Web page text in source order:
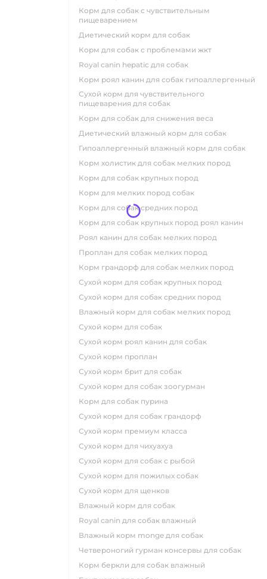
корм для собак с чувствительным
пищеварением
диетический корм для собак
корм для собак с проблемами жкт
royal canin hepatic для собак
корм роял канин для собак гипоаллергенный
сухой корм для чувствительного
пищеварения для собак
корм для собак для снижения веса
диетический влажный корм для собак
гипоаллергенный влажный корм для собак
корм холистик для собак мелких пород
корм для собак крупных пород
корм для мелких пород собак
корм для собак средних пород
корм для собак крупных пород роял канин
роял канин для собак мелких пород
проплан для собак мелких пород
корм грандорф для собак мелких пород
сухой корм для собак крупных пород
сухой корм для собак средних пород
влажный корм для собак мелких пород
сухой корм для собак
сухой корм роял канин для собак
сухой корм проплан
сухой корм брит для собак
сухой корм для собак зоогурман
корм для собак пурина
сухой корм для собак грандорф
сухой корм премиум класса
сухой корм для чихуахуа
сухой корм для собак с рыбой
сухой корм для пожилых собак
сухой корм для щенков
влажный корм для собак
royal canin для собак влажный
влажный корм monge для собак
четвероногий гурман консервы для собак
корм беркли для собак влажный